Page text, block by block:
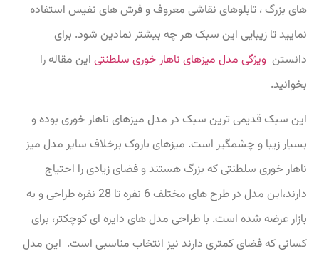
های بزرگ ، تابلوهای نقاشی معروف و فرش های نفیس استفاده
نمایید تا زیبایی این سبک هر چه بیشتر نمادین شود. برای
دانستن ویژگی مدل میزهای ناهار خوری سلطنتی این مقاله را
بخوانید.
این سبک قدیمی ترین سبک در مدل میزهای ناهار خوری بوده و
بسیار زیبا و چشمگیر است. میزهای باروک برخلاف سایر مدل میز
ناهار خوری سلطنتی که بزرگ هستند و فضای زیادی را احتیاج
دارند،این مدل در طرح های مختلف 6 نفره تا 28 نفره طراحی و به
بازار عرضه شده است. با طراحی مدل های دایره ای کوچکتر، برای
کسانی که فضای کمتری دارند نیز انتخاب مناسبی است. این مدل